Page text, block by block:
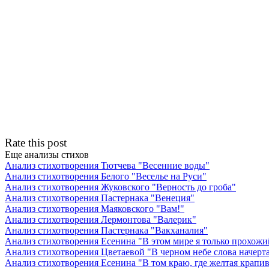
Rate this post
Еще анализы стихов
Анализ стихотворения Тютчева "Весенние воды"
Анализ стихотворения Белого "Веселье на Руси"
Анализ стихотворения Жуковского "Верность до гроба"
Анализ стихотворения Пастернака "Венеция"
Анализ стихотворения Маяковского "Вам!"
Анализ стихотворения Лермонтова "Валерик"
Анализ стихотворения Пастернака "Вакханалия"
Анализ стихотворения Есенина "В этом мире я только
Анализ стихотворения Цветаевой "В черном небе слова
Анализ стихотворения Есенина "В том краю, где желтая